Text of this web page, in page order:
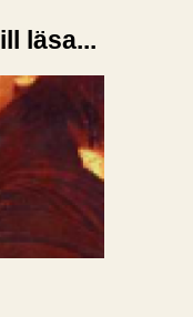
läsa...